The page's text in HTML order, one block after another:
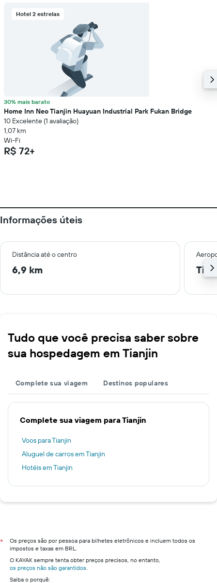
Hotel 2 estrelas
30% mais barato
Home Inn Neo Tianjin Huayuan Industrial Park Fukan Bridge
10 Excelente (1 avaliação)
1,07 km
Wi-Fi
R$ 72+
Informações úteis
Distância até o centro
6,9 km
Tudo que você precisa saber sobre
sua hospedagem em Tianjin
Complete sua viagem Destinos populares
Complete sua viagem para Tianjin
Voos para Tianjin
Aluguel de carros em Tianjin
Hotéis em Tianjin
*
Os preços são por pessoa para bilhetes eletrônicos e incluem todos os
impostos e taxas em BRL.
O KAYAK sempre tenta obter preços precisos, no entanto,
os preços não são garantidos.
Saiba o porquê: